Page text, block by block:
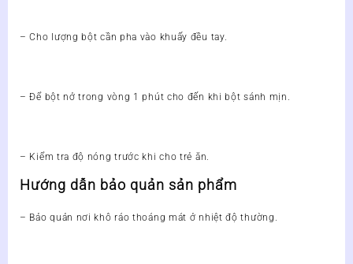
– Cho lượng bột cần pha vào khuấy đều tay.
– Để bột nở trong vòng 1 phút cho đến khi bột sánh mịn.
– Kiểm tra độ nóng trước khi cho trẻ ăn.
Hướng dẫn bảo quản sản phẩm
– Bảo quản nơi khô ráo thoáng mát ở nhiệt độ thường.